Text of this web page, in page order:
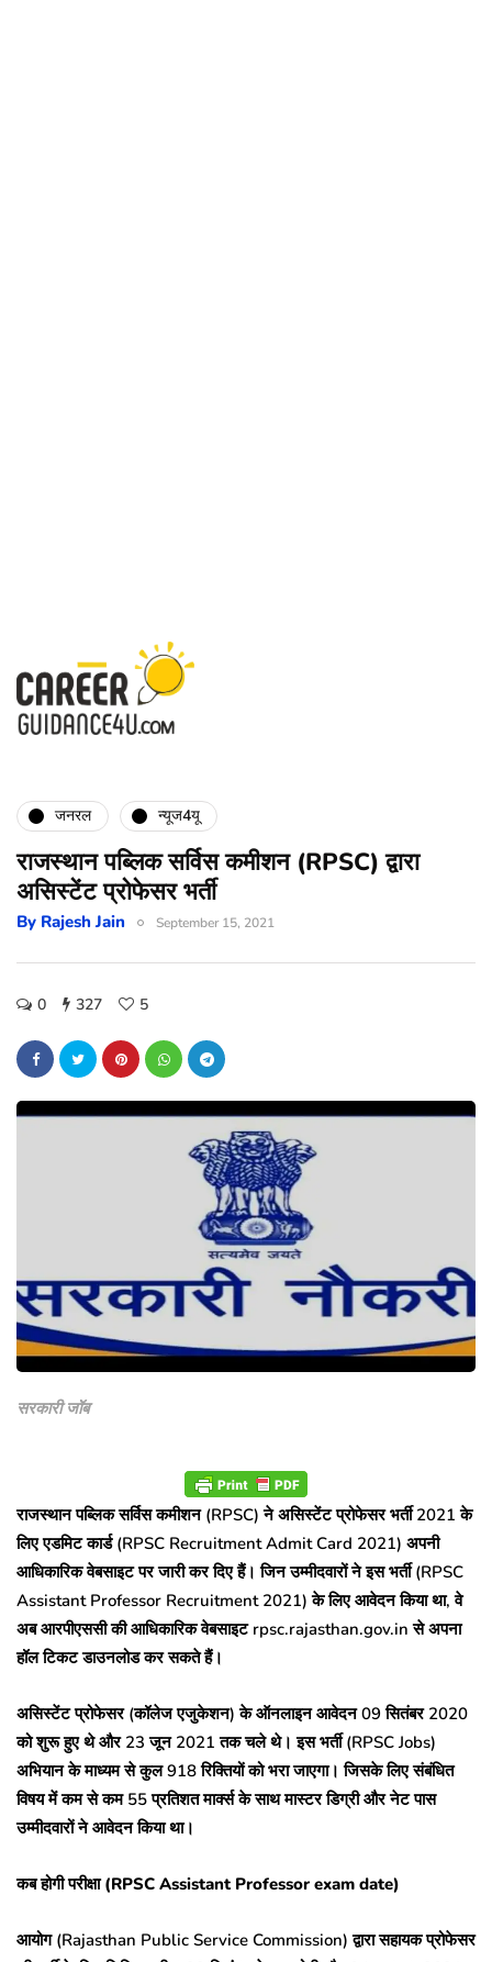
जनरल न्यूज4यू
राजस्थान पब्लिक सर्विस कमीशन (RPSC) द्वारा
असिस्टेंट प्रोफेसर भर्ती
By Rajesh Jain September 15, 2021
0 327 5
सरकारी जॉब
राजस्थान पब्लिक सर्विस कमीशन (RPSC) ने असिस्टेंट प्रोफेसर भर्ती 2021 के
लिए एडमिट कार्ड (RPSC Recruitment Admit Card 2021) अपनी
आधिकारिक वेबसाइट पर जारी कर दिए हैं। जिन उम्मीदवारों ने इस भर्ती (RPSC
Assistant Professor Recruitment 2021) के लिए आवेदन किया था, वे
अब आरपीएससी की आधिकारिक वेबसाइट rpsc.rajasthan.gov.in से अपना
हॉल टिकट डाउनलोड कर सकते हैं।
असिस्टेंट प्रोफेसर (कॉलेज एजुकेशन) के ऑनलाइन आवेदन 09 सितंबर 2020
को शुरू हुए थे और 23 जून 2021 तक चले थे। इस भर्ती (RPSC Jobs)
अभियान के माध्यम से कुल 918 रिक्तियों को भरा जाएगा। जिसके लिए संबंधित
विषय में कम से कम 55 प्रतिशत मार्क्स के साथ मास्टर डिग्री और नेट पास
उम्मीदवारों ने आवेदन किया था।
कब होगी परीक्षा (RPSC Assistant Professor exam date)
आयोग (Rajasthan Public Service Commission) द्वारा सहायक प्रोफेसर